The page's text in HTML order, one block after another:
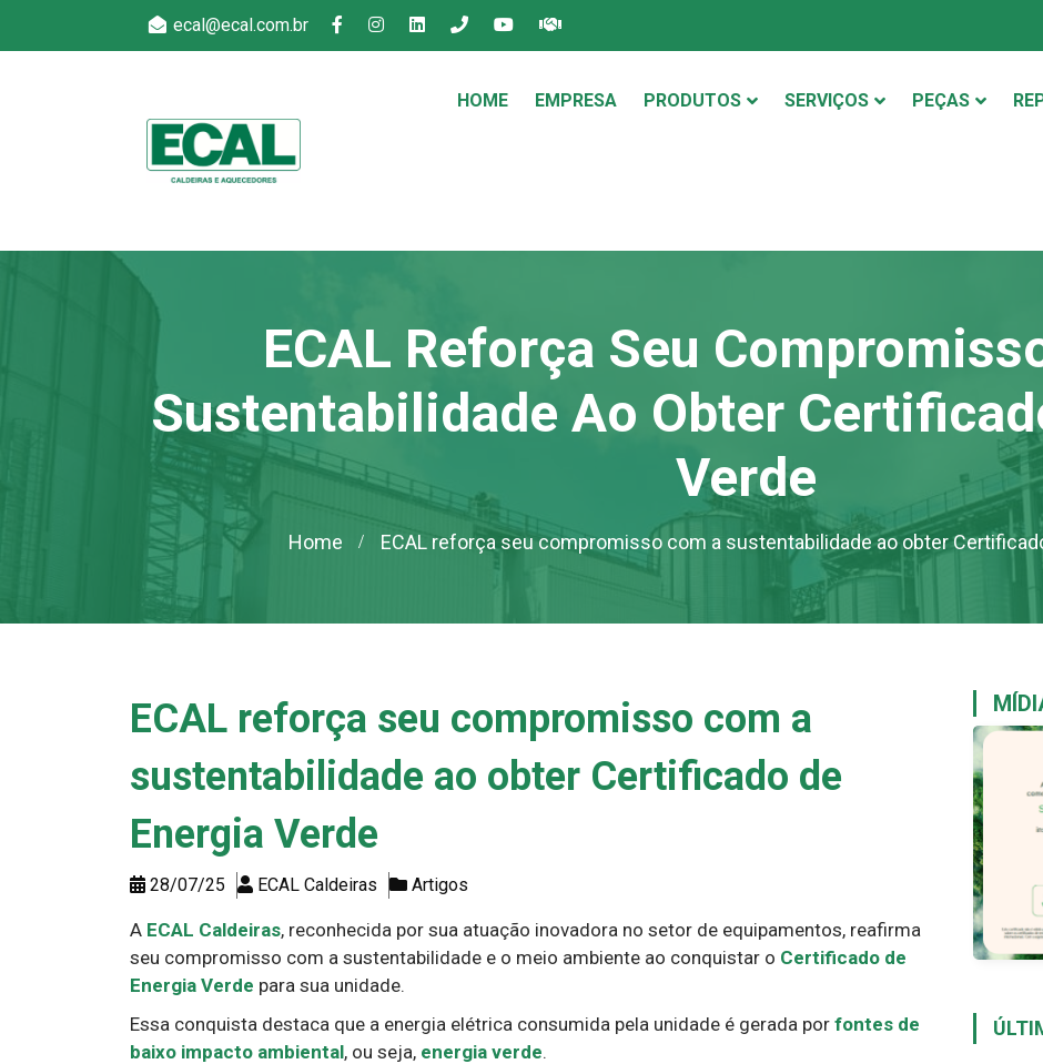
ecal@ecal.com.br
HOME EMPRESA PRODUTOS SERVIÇOS PEÇAS
ECAL Reforça Seu
Sustentabilidade Ao Obter
Verde
Home ECAL reforça seu compromisso com a sustentabilidade ao obter
ECAL reforça seu compromisso com a
sustentabilidade ao obter Certificado de
Energia Verde
28/07/25 ECAL Caldeiras Artigos
A ECAL Caldeiras, reconhecida por sua atuação inovadora no setor de equipamentos, reafirma
seu compromisso com a sustentabilidade e o meio ambiente ao conquistar o Certificado de
Energia Verde para sua unidade.
Essa conquista destaca que a energia elétrica consumida pela unidade é gerada por fontes de
baixo impacto ambiental, ou seja, energia verde.